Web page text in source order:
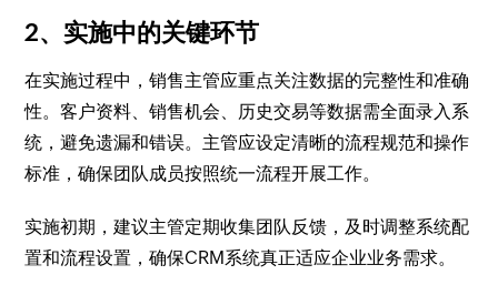
2、实施中的关键环节
在实施过程中，销售主管应重点关注数据的完整性和准确
性。客户资料、销售机会、历史交易等数据需全面录入系
统，避免遗漏和错误。主管应设定清晰的流程规范和操作
标准，确保团队成员按照统一流程开展工作。
实施初期，建议主管定期收集团队反馈，及时调整系统配
置和流程设置，确保CRM系统真正适应企业业务需求。